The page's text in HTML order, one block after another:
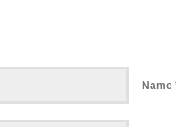
Name